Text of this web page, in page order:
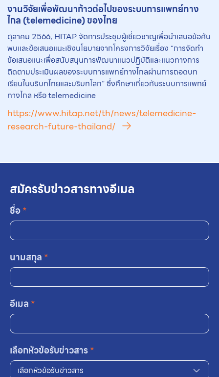
งานวิจัยเพื่อพัฒนาก้าวต่อไปของระบบการแพทย์ทาง
ไกล (telemedicine) ของไทย
ตุลาคม 2566, HITAP จัดการประชุมผู้เชี่ยวชาญเพื่อนำเสนอข้อค้น
พบและข้อเสนอแนะเชิงนโยบายจากโครงการวิจัยเรื่อง “การจัดทำ
ข้อเสนอแนะเพื่อสนับสนุนการพัฒนาแนวปฏิบัติและแนวทางการ
ติดตามประเมินผลของระบบการแพทย์ทางไกลผ่านการถอดบท
เรียนในบริบทไทยและบริบทโลก” ซึ่งศึกษาเกี่ยวกับระบบการแพทย์
ทางไกล หรือ telemedicine
https://www.hitap.net/th/news/telemedicine-
research-future-thailand/
สมัครรับข่าวสารทางอีเมล
ชื่อ*
นามสกุล *
อีเมล *
เลือกหัวข้อรับข่าวสาร*
เลือกหัวข้อรับข่าวสาร